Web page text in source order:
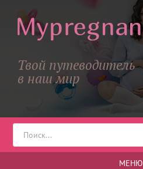
Твой путеводитель
в наш мир
МЕНЮ